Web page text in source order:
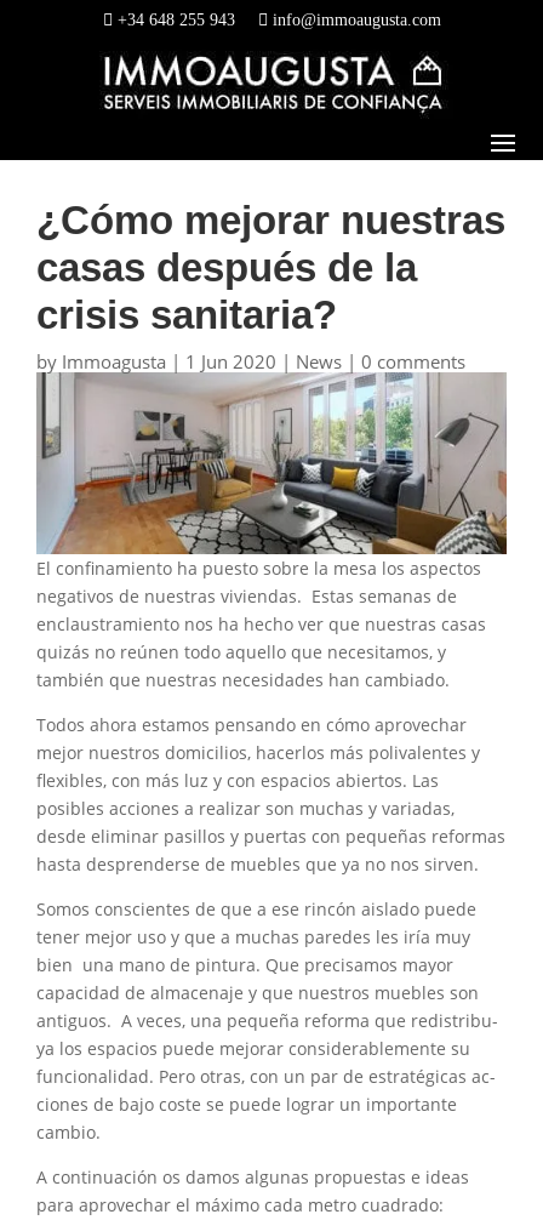
+34 648 255 943 info@immoaugusta.com
¿Cómo mejorar nuestras
casas después de la
crisis sanitaria?
by Immoagusta | 1 Jun 2020 | News | 0 comments
El confinamiento ha puesto sobre la mesa los aspectos
negativos de nuestras viviendas. Estas semanas de
enclaustramiento nos ha hecho ver que nuestras casas
quizás no reúnen todo aquello que necesitamos, y
también que nuestras necesidades han cambiado.
Todos ahora estamos pensando en cómo aprovechar
mejor nuestros domicilios, hacerlos más polivalentes y
flexibles, con más luz y con espacios abiertos. Las
posibles acciones a realizar son muchas y variadas,
desde eliminar pasillos y puertas con pequeñas reformas
hasta desprenderse de muebles que ya no nos sirven.
Somos conscientes de que a ese rincón aislado puede
tener mejor uso y que a muchas paredes les iría muy
bien una mano de pintu­ra. Que precisamos mayor
capaci­dad de almacenaje y que nuestros muebles son
antiguos. A veces, una pequeña reforma que redistribu­
ya los espacios puede mejorar consi­derablemente su
funcionalidad. Pero otras, con un par de estratégicas ac­
ciones de bajo coste se puede lograr un importante
cambio.
A continuación os damos algunas propuestas e ideas
para aprovechar el máximo cada metro cuadrado: